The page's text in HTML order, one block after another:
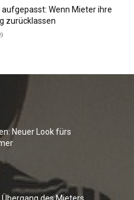
Wenn Mieter ihre
zurücklassen
Neuer Look fürs
des Mieters